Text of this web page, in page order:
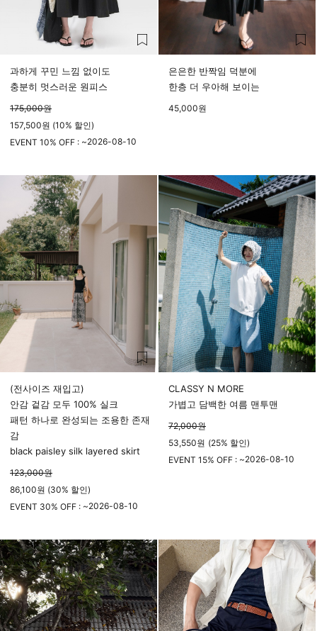
과하게 꾸민 느낌 없이도
충분히 멋스러운 원피스
175,000원
157,500원 (10% 할인)
EVENT 10% OFF : ~2026-08-10
은은한 반짝임 덕분에
한층 더 우아해 보이는
45,000원
(전사이즈 재입고)
안감 겉감 모두 100% 실크
패턴 하나로 완성되는 조용한 존재
감
black paisley silk layered skirt
123,000원
86,100원 (30% 할인)
EVENT 30% OFF : ~2026-08-10
CLASSY N MORE
가볍고 담백한 여름 맨투맨
72,000원
53,550원 (25% 할인)
EVENT 15% OFF : ~2026-08-10